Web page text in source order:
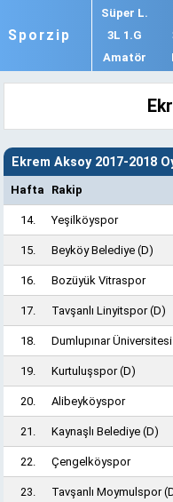
Sporzip
Süper L.
3L 1.G
Amatör
Ekrem Aksoy 2017-2018
Hafta Rakip
14. Yeşilköyspor
15. Beyköy Belediye (D)
16. Bozüyük Vitraspor
17. Tavşanlı Linyitspor(D)
18. Dumlupınar Üniversitesi
19. Kurtuluşspor(D)
20. Alibeyköyspor
21. Kaynaşlı Belediye (D)
22. Çengelköyspor
23. Tavşanlı Moymulspor